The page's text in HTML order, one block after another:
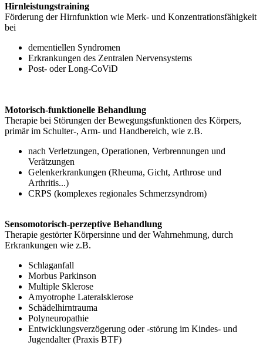
Hirnleistungstraining
Förderung der Hirnfunktion wie Merk- und Konzentrationsfähigkeit
bei
dementiellen Syndromen
Erkrankungen des Zentralen Nervensystems
Post- oder Long-CoViD
Motorisch-funktionelle Behandlung
Therapie bei Störungen der Bewegungsfunktionen des Körpers,
primär im Schulter-, Arm- und Handbereich, wie z.B.
nach Verletzungen, Operationen, Verbrennungen und
Verätzungen
Gelenkerkrankungen (Rheuma, Gicht, Arthrose und
Arthritis...)
CRPS (komplexes regionales Schmerzsyndrom)
Sensomotorisch-perzeptive Behandlung
Therapie gestörter Körpersinne und der Wahrnehmung, durch
Erkrankungen wie z.B.
Schlaganfall
Morbus Parkinson
Multiple Sklerose
Amyotrophe Lateralsklerose
Schädelhirntrauma
Polyneuropathie
Entwicklungsverzögerung oder -störung im Kindes- und
Jugendalter (Praxis BTF)